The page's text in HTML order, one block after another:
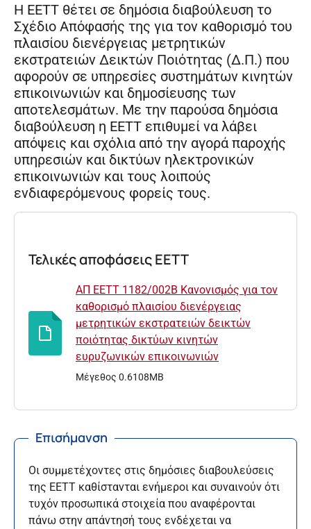
Η ΕΕΤΤ θέτει σε δημόσια διαβούλευση το
Σχέδιο Απόφασής της για τον καθορισμό του
πλαισίου διενέργειας μετρητικών
εκστρατειών Δεικτών Ποιότητας (Δ.Π.) που
αφορούν σε υπηρεσίες συστημάτων κινητών
επικοινωνιών και δημοσίευσης των
αποτελεσμάτων. Με την παρούσα δημόσια
διαβούλευση η ΕΕΤΤ επιθυμεί να λάβει
απόψεις και σχόλια από την αγορά παροχής
υπηρεσιών και δικτύων ηλεκτρονικών
επικοινωνιών και τους λοιπούς
ενδιαφερόμενους φορείς τους.
Τελικές αποφάσεις ΕΕΤΤ
AΠ ΕΕΤΤ 1182/002B Κανονισμός για τον
καθορισμό πλαισίου διενέργειας
μετρητικών εκστρατειών δεικτών
ποιότητας δικτύων κινητών
ευρυζωνικών επικοινωνιών
Μέγεθος 0.6108MB
Επισήμανση
Οι συμμετέχοντες στις δημόσιες διαβουλεύσεις
της ΕΕΤΤ καθίστανται ενήμεροι και συναινούν ότι
τυχόν προσωπικά στοιχεία που αναφέρονται
πάνω στην απάντησή τους ενδέχεται να